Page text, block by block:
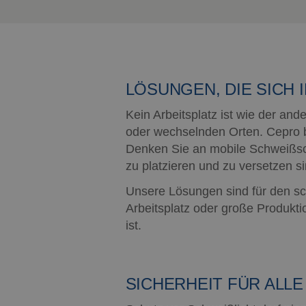
LÖSUNGEN, DIE SICH
Kein Arbeitsplatz ist wie der
oder wechselnden Orten.
Denken Sie an mobile
zu platzieren und zu versetzen
Unsere Lösungen sind für den
Arbeitsplatz oder große
ist.
SICHERHEIT FÜR
Name
_clck
_ga_27ZGDWQ3TT
Name
Anbieter
Domäne
_gcl_au
Google
IDE
Google
__ctid